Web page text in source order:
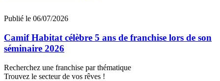
Publié le 06/07/2026
Camif Habitat célèbre 5 ans de franchise lors de son
séminaire 2026
Recherchez une franchise par thématique
Trouvez le secteur de vos rêves !